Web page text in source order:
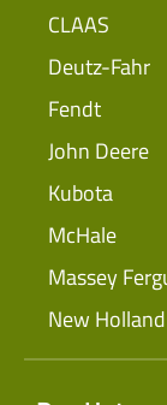
CLAAS
Deutz-Fahr
Fendt
John Deere
Kubota
McHale
Massey
New Holland